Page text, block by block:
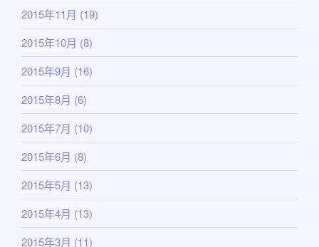
2015年11月 (19)
2015年10月 (8)
2015年9月 (16)
2015年8月 (6)
2015年7月 (10)
2015年6月 (8)
2015年5月 (13)
2015年4月 (13)
2015年3月 (11)